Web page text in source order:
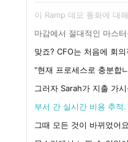
이 Ramp 데모 통화에 대
마감에서 절대적인 마스
맞죠? CFO는 처음에 회
"현재 프로세스로 충분합
그러자 Sarah가 지출 가
부서 간 실시간 비용 추적.
그때 모든 것이 바뀌었어